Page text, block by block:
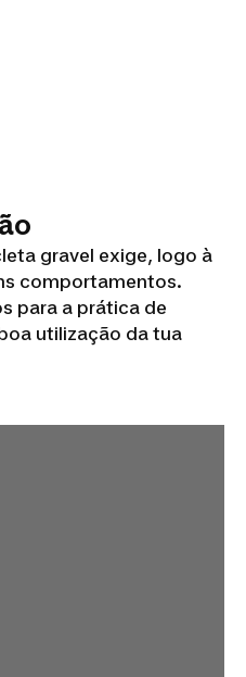
gravel exige, logo à
comportamentos.
para a prática de
utilização da tua